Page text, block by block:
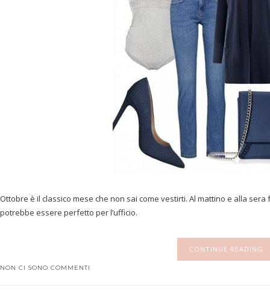
Ottobre è il classico mese che non sai come vestirti. Al mattino e alla
potrebbe essere perfetto per l’ufficio.
CONTINUE READING
NON CI SONO COMMENTI